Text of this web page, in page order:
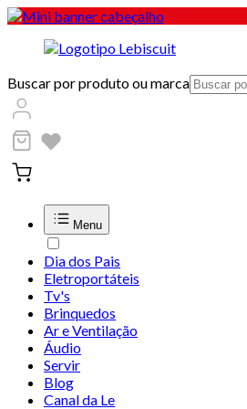
Buscar por produto ou marca
Menu
Dia dos Pais
Eletroportáteis
Tv's
Brinquedos
Ar e Ventilação
Áudio
Servir
Blog
Canal da Le